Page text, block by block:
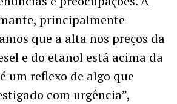
principalmente
que a alta nos preços da
e do etanol está acima da
um reflexo de algo que
com urgência”,